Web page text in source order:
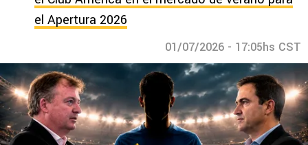
el Apertura 2026
01/07/2026 - 17:05hs CST